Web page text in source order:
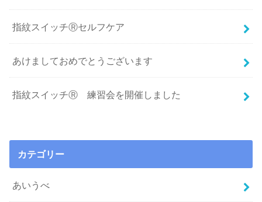
指紋スイッチⓇセルフケア
あけましておめでとうございます
指紋スイッチⓇ 練習会を開催しました
カテゴリー
あいうべ